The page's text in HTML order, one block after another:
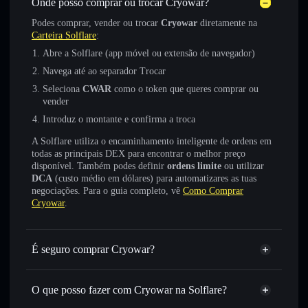
Onde posso comprar ou trocar Cryowar?
Podes comprar, vender ou trocar Cryowar diretamente na
Carteira Solflare:
Abre a Solflare (app móvel ou extensão de navegador)
Navega até ao separador Trocar
Seleciona CWAR como o token que queres comprar ou
vender
Introduz o montante e confirma a troca
A Solflare utiliza o encaminhamento inteligente de ordens em
todas as principais DEX para encontrar o melhor preço
disponível. Também podes definir ordens limite ou utilizar
DCA (custo médio em dólares) para automatizares as tuas
negociações. Para o guia completo, vê Como Comprar
Cryowar.
É seguro comprar Cryowar?
Cryowar token verificado
O que posso fazer com Cryowar na Solflare?